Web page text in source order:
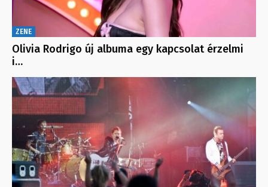
ZENE
Olivia Rodrigo új albuma egy kapcsolat érzelmi
i…